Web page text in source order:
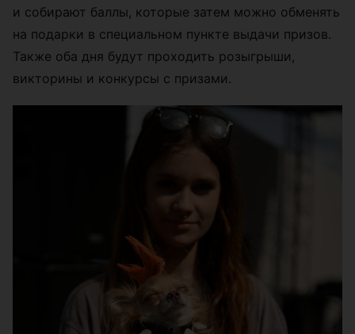
и собирают баллы, которые затем можно обменять
на подарки в специальном пункте выдачи призов.
Также оба дня будут проходить розыгрыши,
викторины и конкурсы с призами.